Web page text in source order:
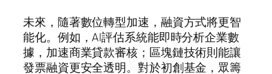
未來，隨著數位轉型加速，融資方式將更智
能化。例如，AI評估系統能即時分析企業數
據，加速商業貸款審核；區塊鏈技術則能讓
發票融資更安全透明。對於初創基金，眾籌